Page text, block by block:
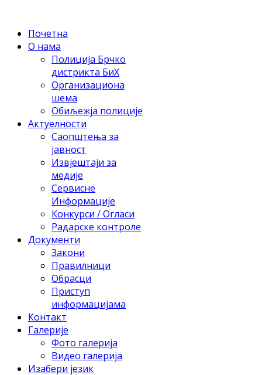
Почетна
О нама
Полиција Брчко
дистрикта БиХ
Организациона
шема
Обиљежја полиције
Актуелности
Саопштења за
јавност
Извјештаји за
медије
Сервисне
Информације
Конкурси / Огласи
Радарске контроле
Документи
Закони
Правилници
Обрасци
Приступ
информацијама
Контакт
Галерије
Фото галерија
Видео галерија
Изабери језик